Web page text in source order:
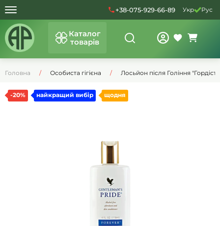
+38-075-929-66-89 Укр Рус
Каталог
товарів
Головна Особиста гігієна Лосьйон після Гоління
-20% найкращий вибір щодня